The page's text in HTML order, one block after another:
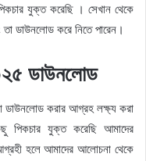
যুক্ত করেছি । সেখান থেকে
ডাউনলোড করে নিতে পারেন।
ডাউনলোড
ডাউনলোড করার আগ্রহ লক্ষ্য করা
পিকচার যুক্ত করেছি আমাদের
হলে আমাদের আলোচনা থেকে